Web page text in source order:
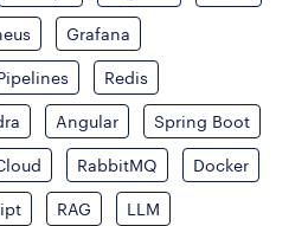
Grafana
Redis
Angular Spring Boot
RabbitMQ Docker
RAG LLM